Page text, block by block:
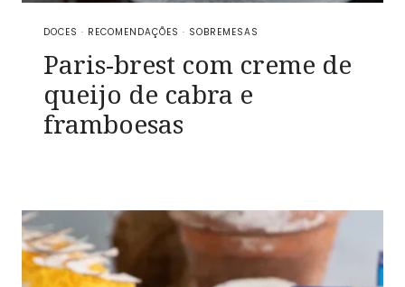
DOCES · RECOMENDAÇÕES · SOBREMESAS
Paris-brest com creme de
queijo de cabra e
framboesas